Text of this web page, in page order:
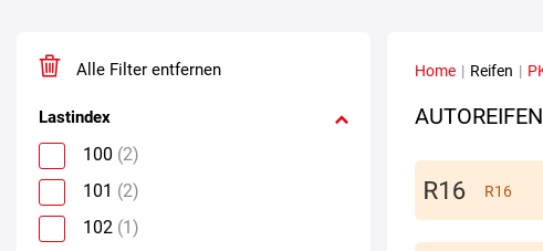
Alle Filter entfernen
Lastindex
100 (2)
101 (2)
102 (1)
Home | Reifen |
R16